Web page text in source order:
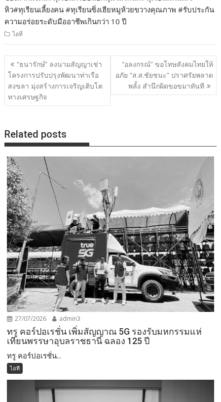
หิว#ทุเรียนเลี้ยงคน #ทุเรียนซิ่งเฮียหมูห้วยขวางคุณภาพ #รับประกัน
ความอร่อยระดับมืออาชีพเกินกว่า 10 ปี
ไอที
แนะแนว
เรื่อง
“ธนารักษ์” ลงนามสัญญาเช่า
โครงการปรับปรุงพัฒนาท่าเรือ
สงขลา มุ่งสร้างการเจริญเติบโต
ทางเศรษฐกิจ
“อลงกรณ์” ขอโทษสังคมไทยให้
อภัย “ส.ส.ชัยชนะ” ปราศรัยพลาด
พลั้ง สำนึกผิดขอขมาทันที
Related posts
27/07/2026 admin3
ทรู คอร์ปอเรชั่น เพิ่มสัญญาณ 5G รองรับมหกรรมแห่
เทียนพรรษาอุบลราชธานี ฉลอง 125 ปี
ทรู คอร์ปอเรชั่น...
ไอที